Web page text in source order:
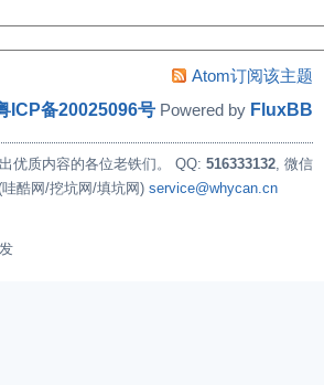
Atom订阅该主题
ICP备20025096号 Powered by FluxBB
优质内容的各位老铁们。 QQ: 516333132, 微信
哇酷网/挖坑网/填坑网) service@whycan.cn